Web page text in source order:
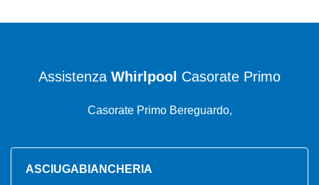
Assistenza Whirlpool Casorate Primo
Casorate Primo Bereguardo,
ASCIUGABIANCHERIA